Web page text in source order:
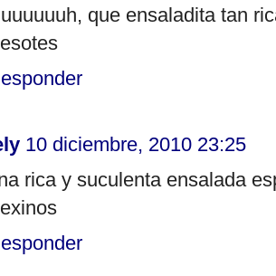
que ensaladita tan
10 diciembre, 2010 23:25
rica y suculenta ensalada